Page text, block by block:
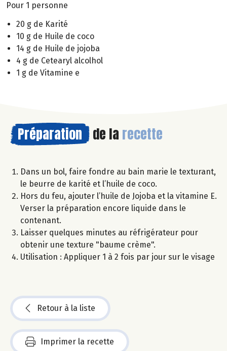
Pour 1 personne
20 g de Karité
10 g de Huile de coco
14 g de Huile de jojoba
4 g de Cetearyl alcolhol
1 g de Vitamine e
Préparation de la recette
Dans un bol, faire fondre au bain marie le texturant,
le beurre de karité et l’huile de coco.
Hors du feu, ajouter l’huile de Jojoba et la vitamine E.
Verser la préparation encore liquide dans le
contenant.
Laisser quelques minutes au réfrigérateur pour
obtenir une texture "baume crème".
Utilisation : Appliquer 1 à 2 fois par jour sur le visage
Retour à la liste
Imprimer la recette